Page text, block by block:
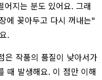
어지는 분도 있어요. 그래
에 꽂아두고 다시 꺼내는"
.
은 작품의 품질이 낮아서가
때 발생해요. 이 점만 이해